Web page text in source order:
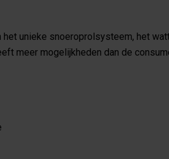
unieke snoeroprolsysteem, het
meer mogelijkheden dan de